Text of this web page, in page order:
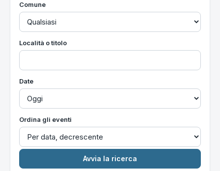
Comune
Località o titolo
Date
Ordina gli eventi